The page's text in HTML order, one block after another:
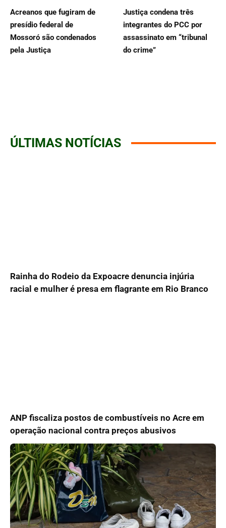
Acreanos que fugiram de
presídio federal de
Mossoró são condenados
pela Justiça
Justiça condena três
integrantes do PCC por
assassinato em “tribunal
do crime”
ÚLTIMAS NOTÍCIAS
Rainha do Rodeio da Expoacre denuncia injúria
racial e mulher é presa em flagrante em Rio Branco
ANP fiscaliza postos de combustíveis no Acre em
operação nacional contra preços abusivos